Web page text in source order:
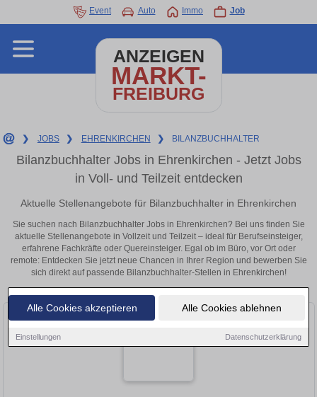
Alle Cookies akzeptieren Alle Cookies ablehnen
Einstellungen Datenschutzerklärung
Event Auto Immo Job
ANZEIGEN
MARKT-
FREIBURG
❯ JOBS ❯ EHRENKIRCHEN ❯ BILANZBUCHHALTER
Bilanzbuchhalter Jobs in Ehrenkirchen - Jetzt Jobs
in Voll- und Teilzeit entdecken
Aktuelle Stellenangebote für Bilanzbuchhalter in Ehrenkirchen
Sie suchen nach Bilanzbuchhalter Jobs in Ehrenkirchen? Bei uns finden Sie
aktuelle Stellenangebote in Vollzeit und Teilzeit – ideal für Berufseinsteiger,
erfahrene Fachkräfte oder Quereinsteiger. Egal ob im Büro, vor Ort oder
remote: Entdecken Sie jetzt neue Chancen in Ihrer Region und bewerben Sie
sich direkt auf passende Bilanzbuchhalter-Stellen in Ehrenkirchen!